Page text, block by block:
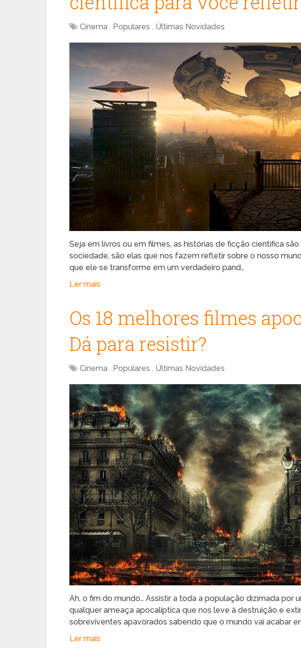
Cinema , Populares , Últimas Novidades
Seja em livros ou em filmes, as histórias de ficção cientifica
sociedade, são elas que nos fazem refletir sobre o nosso
que ele se transforme em um verdadeiro pand…
Ler mais
Os 18 melhores filmes
Dá para resistir?
Cinema , Populares , Últimas Novidades
Ah, o fim do mundo… Assistir a toda a população dizimada por
qualquer ameaça apocalíptica que nos leve à destruição e
sobreviventes apavorados sabendo que o mundo vai acabar
Ler mais